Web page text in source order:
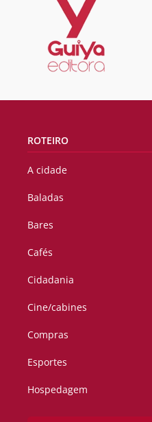
ROTEIRO
A cidade
Baladas
Bares
Cafés
Cidadania
Cine/cabines
Compras
Esportes
Hospedagem